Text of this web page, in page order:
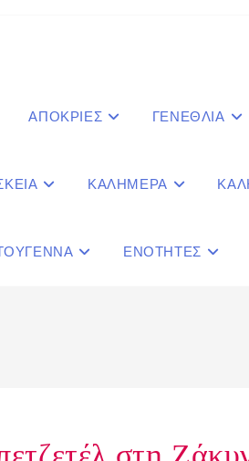
ΑΠΟΚΡΙΕΣ ΓΕΝΕΘΛΙΑ
ΚΑΛΗΜΕΡΑ
ΕΝΟΤΗΤΕΣ